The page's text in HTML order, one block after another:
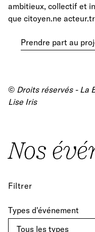
ambitieux, collectif et
que citoyen.ne
Prendre part au
© Droits réservés - La
Lise Iris
Nos
Filtrer
Types d'événement